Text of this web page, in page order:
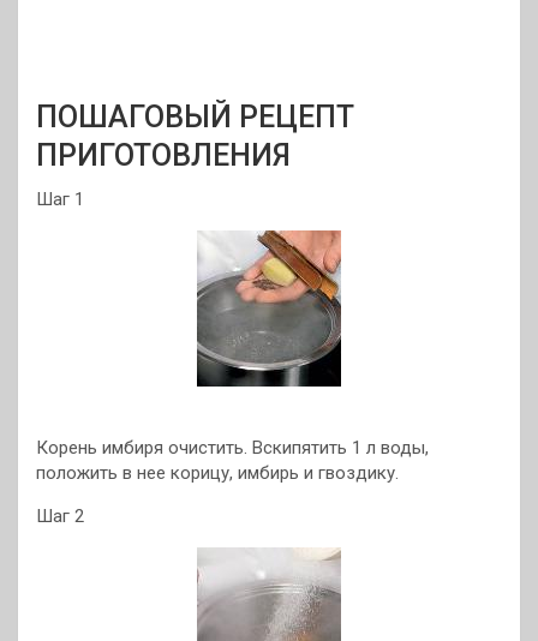
ПОШАГОВЫЙ РЕЦЕПТ
ПРИГОТОВЛЕНИЯ
Шаг 1
Корень имбиря очистить. Вскипятить 1 л воды,
положить в нее корицу, имбирь и гвоздику.
Шаг 2